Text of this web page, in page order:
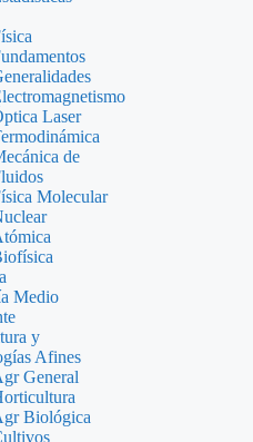
Laser
de
Molecular
Medio
y
Afines
General
Biológica